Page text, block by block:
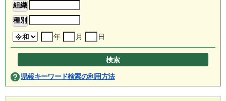
年 月 日
県報キーワード検索の利用方法